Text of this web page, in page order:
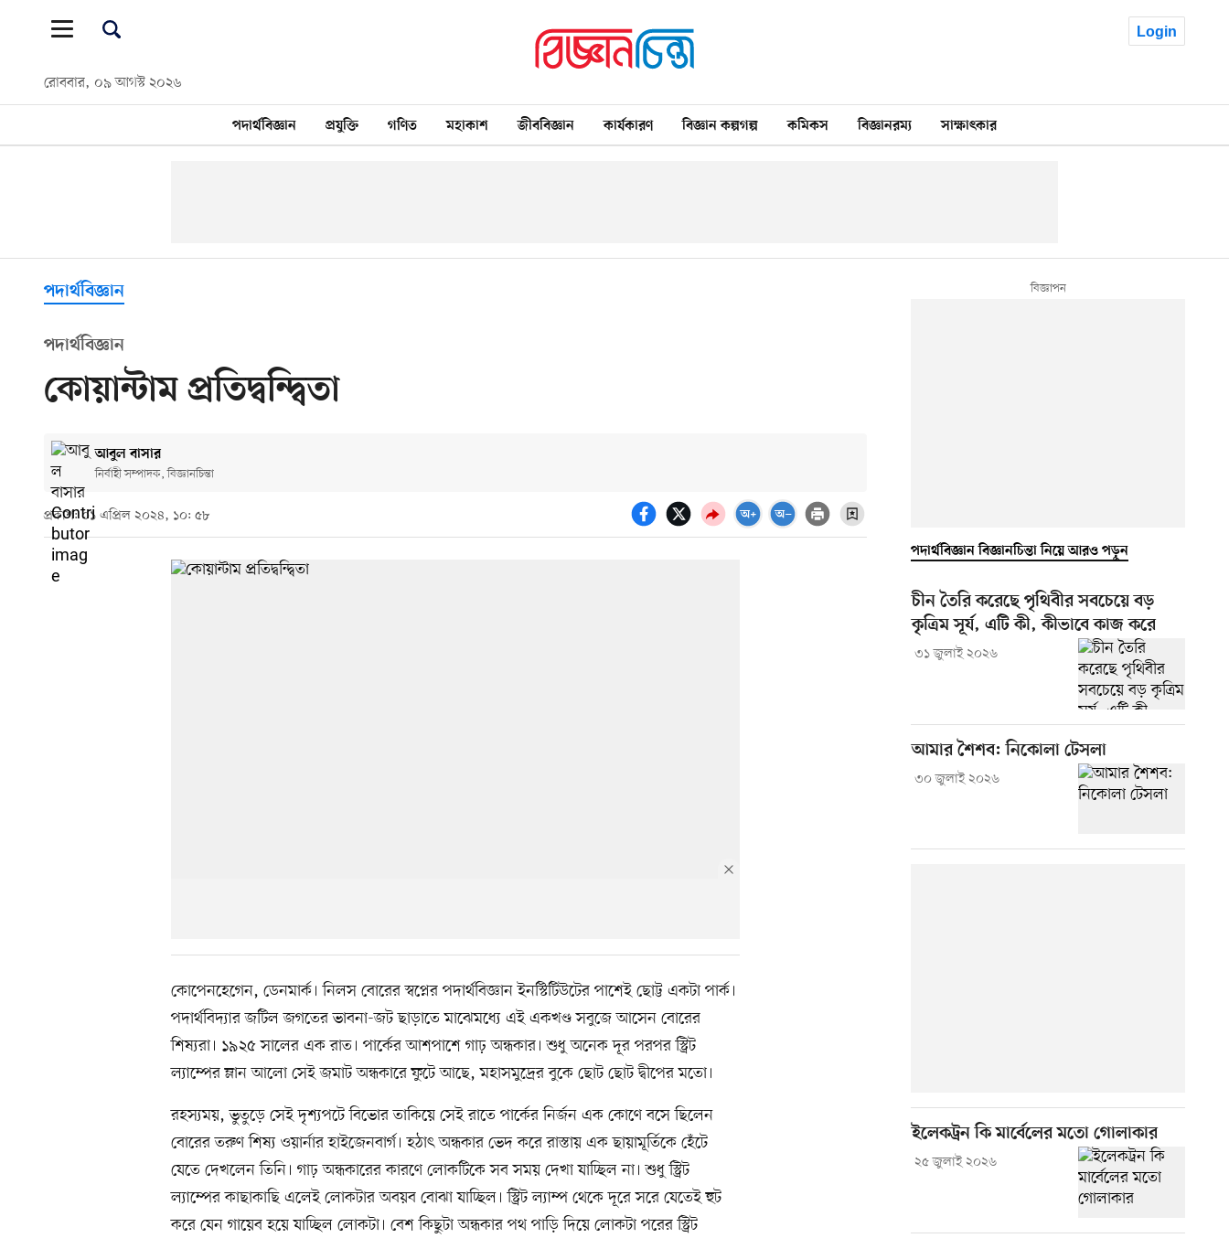
রোববার, ০৯ আগস্ট ২০২৬
Login
পদার্থবিজ্ঞান প্রযুক্তি গণিত মহাকাশ জীববিজ্ঞান কার্যকারণ বিজ্ঞান কল্পগল্প কমিকস বিজ্ঞানরম্য সাক্ষাৎকার
পদার্থবিজ্ঞান
পদার্থবিজ্ঞান
কোয়ান্টাম প্রতিদ্বন্দ্বিতা
আবুল বাসার
নির্বাহী সম্পাদক, বিজ্ঞানচিন্তা
প্রকাশ: ০১ এপ্রিল ২০২৪, ১০: ৫৮
কোপেনহেগেন, ডেনমার্ক। নিলস বোরের স্বপ্নের পদার্থবিজ্ঞান ইনস্টিটিউটের পাশেই ছোট্ট একটা পার্ক।
পদার্থবিদ্যার জটিল জগতের ভাবনা-জট ছাড়াতে মাঝেমধ্যে এই একখণ্ড সবুজে আসেন বোরের
শিষ্যরা। ১৯২৫ সালের এক রাত। পার্কের আশপাশে গাঢ় অন্ধকার। শুধু অনেক দূর পরপর স্ট্রিট
ল্যাম্পের ম্লান আলো সেই জমাট অন্ধকারে ফুটে আছে, মহাসমুদ্রের বুকে ছোট ছোট দ্বীপের মতো।
রহস্যময়, ভুতুড়ে সেই দৃশ্যপটে বিভোর তাকিয়ে সেই রাতে পার্কের নির্জন এক কোণে বসে ছিলেন
বোরের তরুণ শিষ্য ওয়ার্নার হাইজেনবার্গ। হঠাৎ অন্ধকার ভেদ করে রাস্তায় এক ছায়ামূর্তিকে হেঁটে
যেতে দেখলেন তিনি। গাঢ় অন্ধকারের কারণে লোকটিকে সব সময় দেখা যাচ্ছিল না। শুধু স্ট্রিট
ল্যাম্পের কাছাকাছি এলেই লোকটার অবয়ব বোঝা যাচ্ছিল। স্ট্রিট ল্যাম্প থেকে দূরে সরে যেতেই হুট
করে যেন গায়েব হয়ে যাচ্ছিল লোকটা। বেশ কিছুটা অন্ধকার পথ পাড়ি দিয়ে লোকটা পরের স্ট্রিট
পদার্থবিজ্ঞান বিজ্ঞানচিন্তা নিয়ে আরও পড়ুন
চীন তৈরি করেছে পৃথিবীর সবচেয়ে বড়
কৃত্রিম সূর্য, এটি কী, কীভাবে কাজ করে
৩১ জুলাই ২০২৬
আমার শৈশব: নিকোলা টেসলা
৩০ জুলাই ২০২৬
ইলেকট্রন কি মার্বেলের মতো গোলাকার
২৫ জুলাই ২০২৬